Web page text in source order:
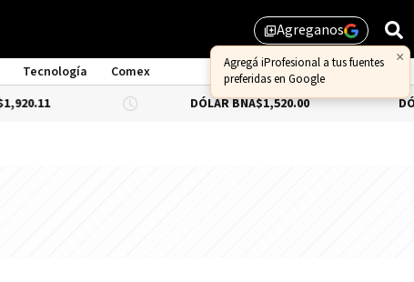
library_addAgreganos
Tecnología
Comex
DÓLAR BNA $1,520.00 DÓLAR BLUE-